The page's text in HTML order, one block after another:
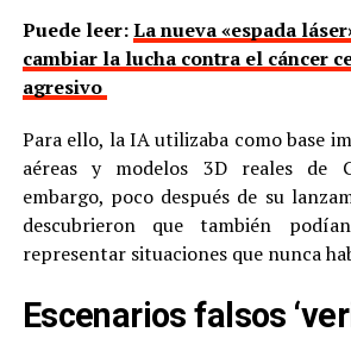
Puede leer:La nueva «espada
cambiar la lucha contra el cáncer
agresivo
Para ello, la IA utilizaba como base
aéreas y modelos 3D reales de
embargo, poco después de su
descubrieron que también
representar situaciones que nunca
Escenarios falsos